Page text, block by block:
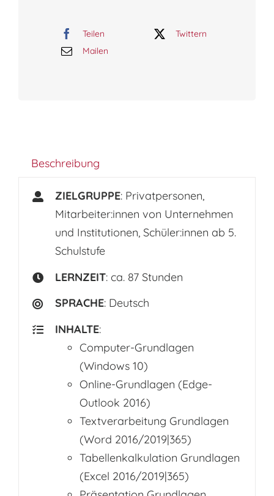
Teilen
Twittern
Mailen
Beschreibung
ZIELGRUPPE: Privatpersonen,
Mitarbeiter:innen von Unternehmen
und Institutionen, Schüler:innen ab 5.
Schulstufe
LERNZEIT: ca. 87 Stunden
SPRACHE: Deutsch
INHALTE:
Computer-Grundlagen
(Windows 10)
Online-Grundlagen (Edge-
Outlook 2016)
Textverarbeitung Grundlagen
(Word 2016/2019|365)
Tabellenkalkulation Grundlagen
(Excel 2016/2019|365)